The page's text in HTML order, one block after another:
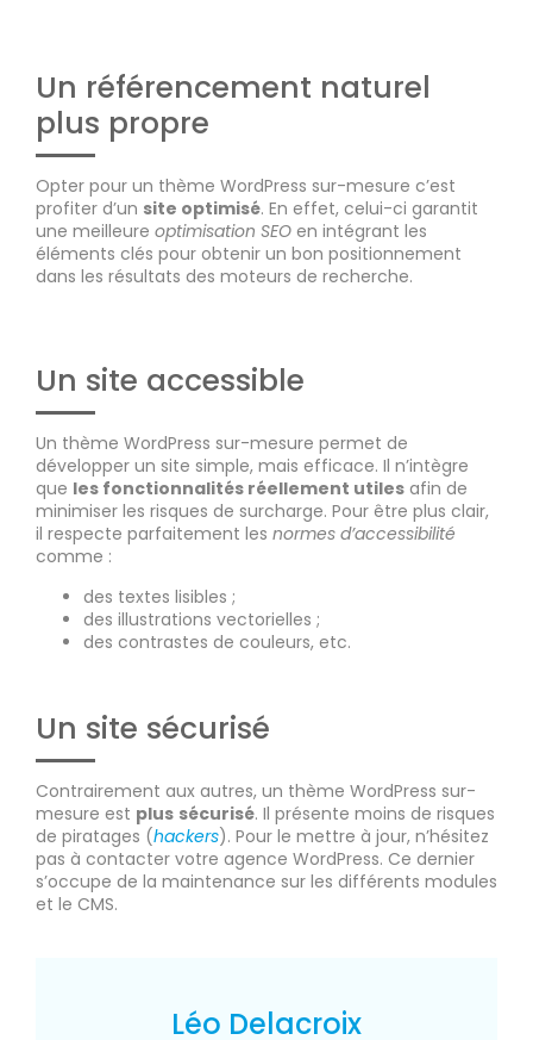
Un référencement naturel
plus propre
Opter pour un thème WordPress sur-mesure c’est
profiter d’un site optimisé. En effet, celui-ci garantit
une meilleure optimisation SEO en intégrant les
éléments clés pour obtenir un bon positionnement
dans les résultats des moteurs de recherche.
Un site accessible
Un thème WordPress sur-mesure permet de
développer un site simple, mais efficace. Il n’intègre
que les fonctionnalités réellement utiles afin de
minimiser les risques de surcharge. Pour être plus clair,
il respecte parfaitement les normes d’accessibilité
comme :
des textes lisibles ;
des illustrations vectorielles ;
des contrastes de couleurs, etc.
Un site sécurisé
Contrairement aux autres, un thème WordPress sur-
mesure est plus sécurisé. Il présente moins de risques
de piratages (hackers). Pour le mettre à jour, n’hésitez
pas à contacter votre agence WordPress. Ce dernier
s’occupe de la maintenance sur les différents modules
et le CMS.
Léo Delacroix